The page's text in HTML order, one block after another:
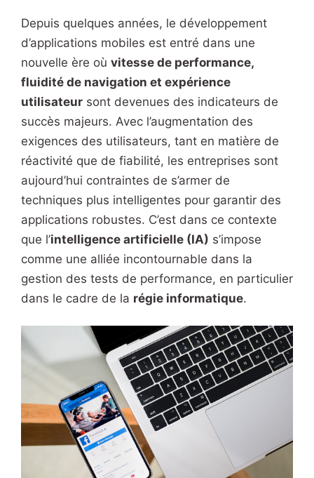
Depuis quelques années, le développement
d’applications mobiles est entré dans une
nouvelle ère où vitesse de performance,
fluidité de navigation et expérience
utilisateur sont devenues des indicateurs de
succès majeurs. Avec l’augmentation des
exigences des utilisateurs, tant en matière de
réactivité que de fiabilité, les entreprises sont
aujourd’hui contraintes de s’armer de
techniques plus intelligentes pour garantir des
applications robustes. C’est dans ce contexte
que l’intelligence artificielle (IA) s’impose
comme une alliée incontournable dans la
gestion des tests de performance, en particulier
dans le cadre de la régie informatique.